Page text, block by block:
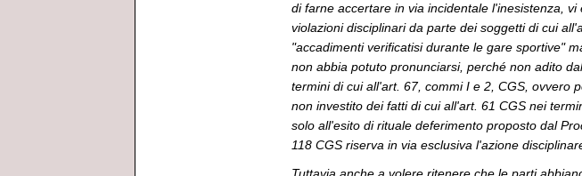
di farne accertare in via incidentale l'inesistenza,
violazioni disciplinari da parte dei soggetti di cui
"accadimenti verificatisi durante le gare sportive"
non abbia potuto pronunciarsi, perché non adito
termini di cui all'art. 67, commi I e 2, CGS, ovvero
non investito dei fatti di cui all'art. 61 CGS nei
solo all'esito di rituale deferimento proposto dal
118 CGS riserva in via esclusiva l'azione